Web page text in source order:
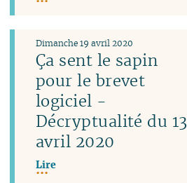
Ça sent le sapin
pour le brevet
logiciel -
Décryptualité du 13
avril 2020
Dimanche 19 avril 2020
Lire